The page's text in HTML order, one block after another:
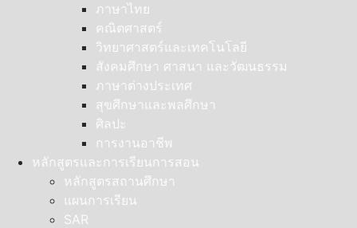
ภาษาไทย
คณิตศาสตร์
วิทยาศาสตร์และเทคโนโลยี
สังคมศึกษา ศาสนา และวัฒนธรรม
ภาษาต่างประเทศ
สุขศึกษาและพลศึกษา
ศิลปะ
การงานอาชีพ
หลักสูตรและการเรียนการสอน
หลักสูตรสถานศึกษา
แผนการเรียน
SAR